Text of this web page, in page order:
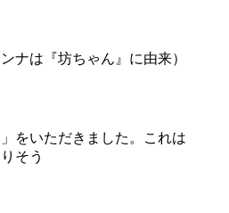
ナは『坊ちゃん』に由来）
をいただきました。これは
そう